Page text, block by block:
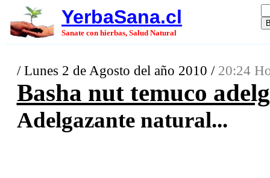
YerbaSana.cl
Sanate con hierbas, Salud Natural
/ Lunes 2 de Agosto del año 2010 / 20:24
Basha nut temuco
Adelgazante natural...